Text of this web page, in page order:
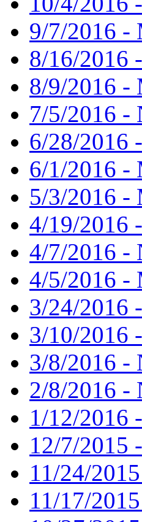
9/7/2016 -
8/16/2016
8/9/2016 -
7/5/2016 -
6/28/2016
6/1/2016 -
5/3/2016 -
4/19/2016
4/7/2016 -
4/5/2016 -
3/24/2016
3/10/2016
3/8/2016 -
2/8/2016 -
1/12/2016
12/7/2015
11/24/
11/17/